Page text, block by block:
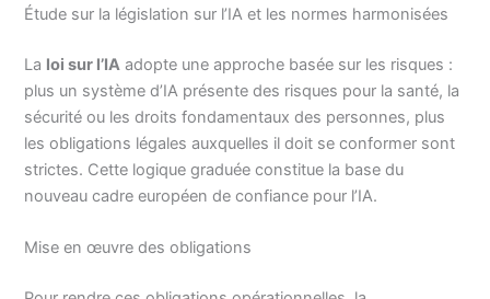
Étude sur la législation sur l’IA et les normes harmonisées
La loi sur l’IA adopte une approche basée sur les risques :
plus un système d’IA présente des risques pour la santé, la
sécurité ou les droits fondamentaux des personnes, plus
les obligations légales auxquelles il doit se conformer sont
strictes. Cette logique graduée constitue la base du
nouveau cadre européen de confiance pour l’IA.
Mise en œuvre des obligations